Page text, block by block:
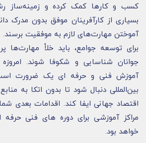
کسب و کارها کمک کرده و زمینه‌ساز
بسیاری از کارآفرینان موفق بدون مدرک
آموختن مهارت‌های لازم به موفقیت برسند.
برای توسعه جوامع، باید خلأ مهارت‌ها
جوانان شناسایی و شکوفا شوند. امروزه
آموزش فنی و حرفه ای یک ضرورت
بین‌المللی دنبال شود تا بدون اتکا به
اقتصاد جهانی ایفا کند. اقدامات بعدی
مراکز آموزشی برای دوره های فنی حرفه
خواهد بود.